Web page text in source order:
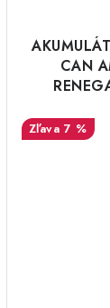
CAN
7 %